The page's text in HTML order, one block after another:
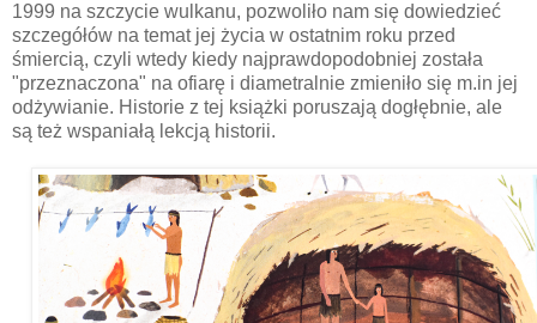
1999 na szczycie wulkanu, pozwoliło nam się dowiedzieć
szczegółów na temat jej życia w ostatnim roku przed
śmiercią, czyli wtedy kiedy najprawdopodobniej została
"przeznaczona" na ofiarę i diametralnie zmieniło się m.in jej
odżywianie. Historie z tej książki poruszają dogłębnie, ale
są też wspaniałą lekcją historii.